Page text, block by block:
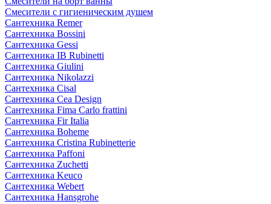
Смесители с гигиеническим душем
Сантехника Remer
Сантехника Bossini
Сантехника Gessi
Сантехника IB Rubinetti
Сантехника Giulini
Сантехника Nikolazzi
Сантехника Cisal
Сантехника Cea Design
Сантехника Fima Carlo frattini
Сантехника Fir Italia
Сантехника Boheme
Сантехника Cristina Rubinetterie
Сантехника Paffoni
Сантехника Zuchetti
Сантехника Keuco
Сантехника Webert
Сантехника Hansgrohe